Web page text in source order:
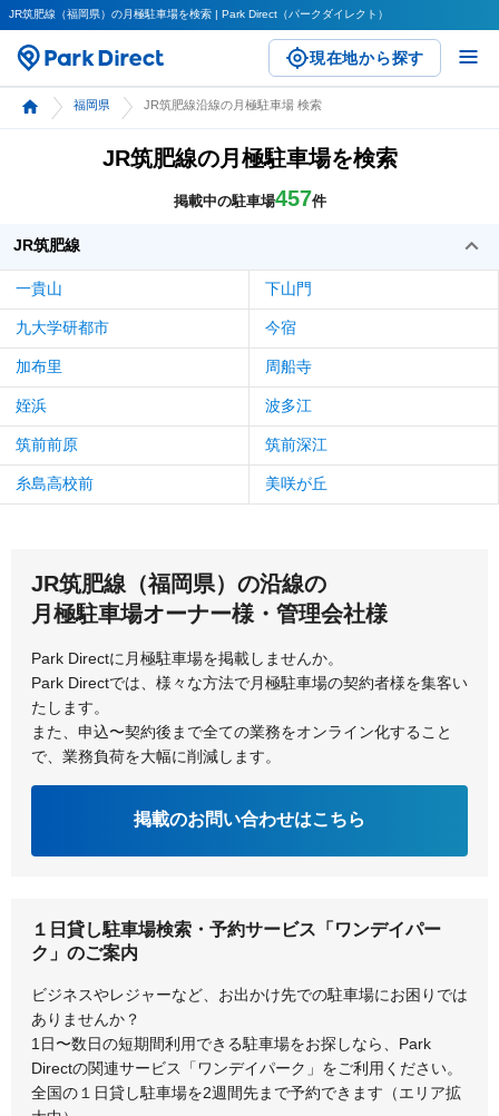
JR筑肥線（福岡県）の月極駐車場を検索 | Park Direct（パークダイレクト）
現在地から探す
福岡県 JR筑肥線沿線の月極駐車場 検索
JR筑肥線の月極駐車場を検索
掲載中の駐車場457件
JR筑肥線
一貴山 下山門
九大学研都市 今宿
加布里 周船寺
姪浜 波多江
筑前前原 筑前深江
糸島高校前 美咲が丘
JR筑肥線（福岡県）の沿線の
月極駐車場オーナー様・管理会社様
Park Directに月極駐車場を掲載しませんか。
Park Directでは、様々な方法で月極駐車場の契約者様を集客い
たします。
また、申込〜契約後まで全ての業務をオンライン化すること
で、業務負荷を大幅に削減します。
掲載のお問い合わせはこちら
１日貸し駐車場検索・予約サービス「ワンデイパー
ク」のご案内
ビジネスやレジャーなど、お出かけ先での駐車場にお困りでは
ありませんか？
1日〜数日の短期間利用できる駐車場をお探しなら、Park
Directの関連サービス「ワンデイパーク」をご利用ください。
全国の１日貸し駐車場を2週間先まで予約できます（エリア拡